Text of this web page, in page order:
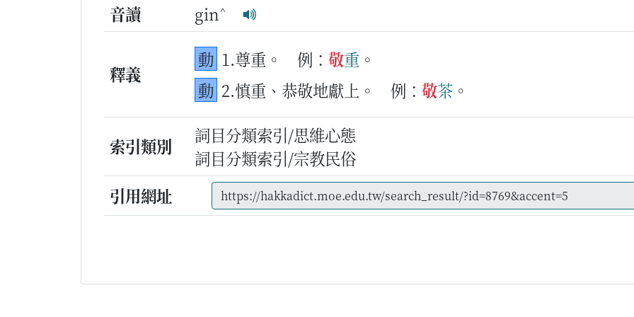
音讀 gin^
釋義
動 1.尊重。 例： 敬重 。
動 2.慎重、恭敬地獻上。 例： 敬茶 。
索引類別
詞目分類索引/思維心態
詞目分類索引/宗教民俗
引用網址